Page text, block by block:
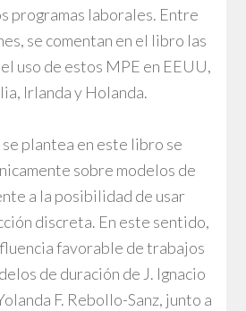
programas laborales. Entre
se comentan en el libro las
uso de estos MPE en EEUU,
Irlanda y Holanda.
se plantea en este libro se
sobre modelos de
a la posibilidad de usar
discreta. En este sentido,
favorable de trabajos
de duración de J. Ignacio
F. Rebollo-Sanz, junto a